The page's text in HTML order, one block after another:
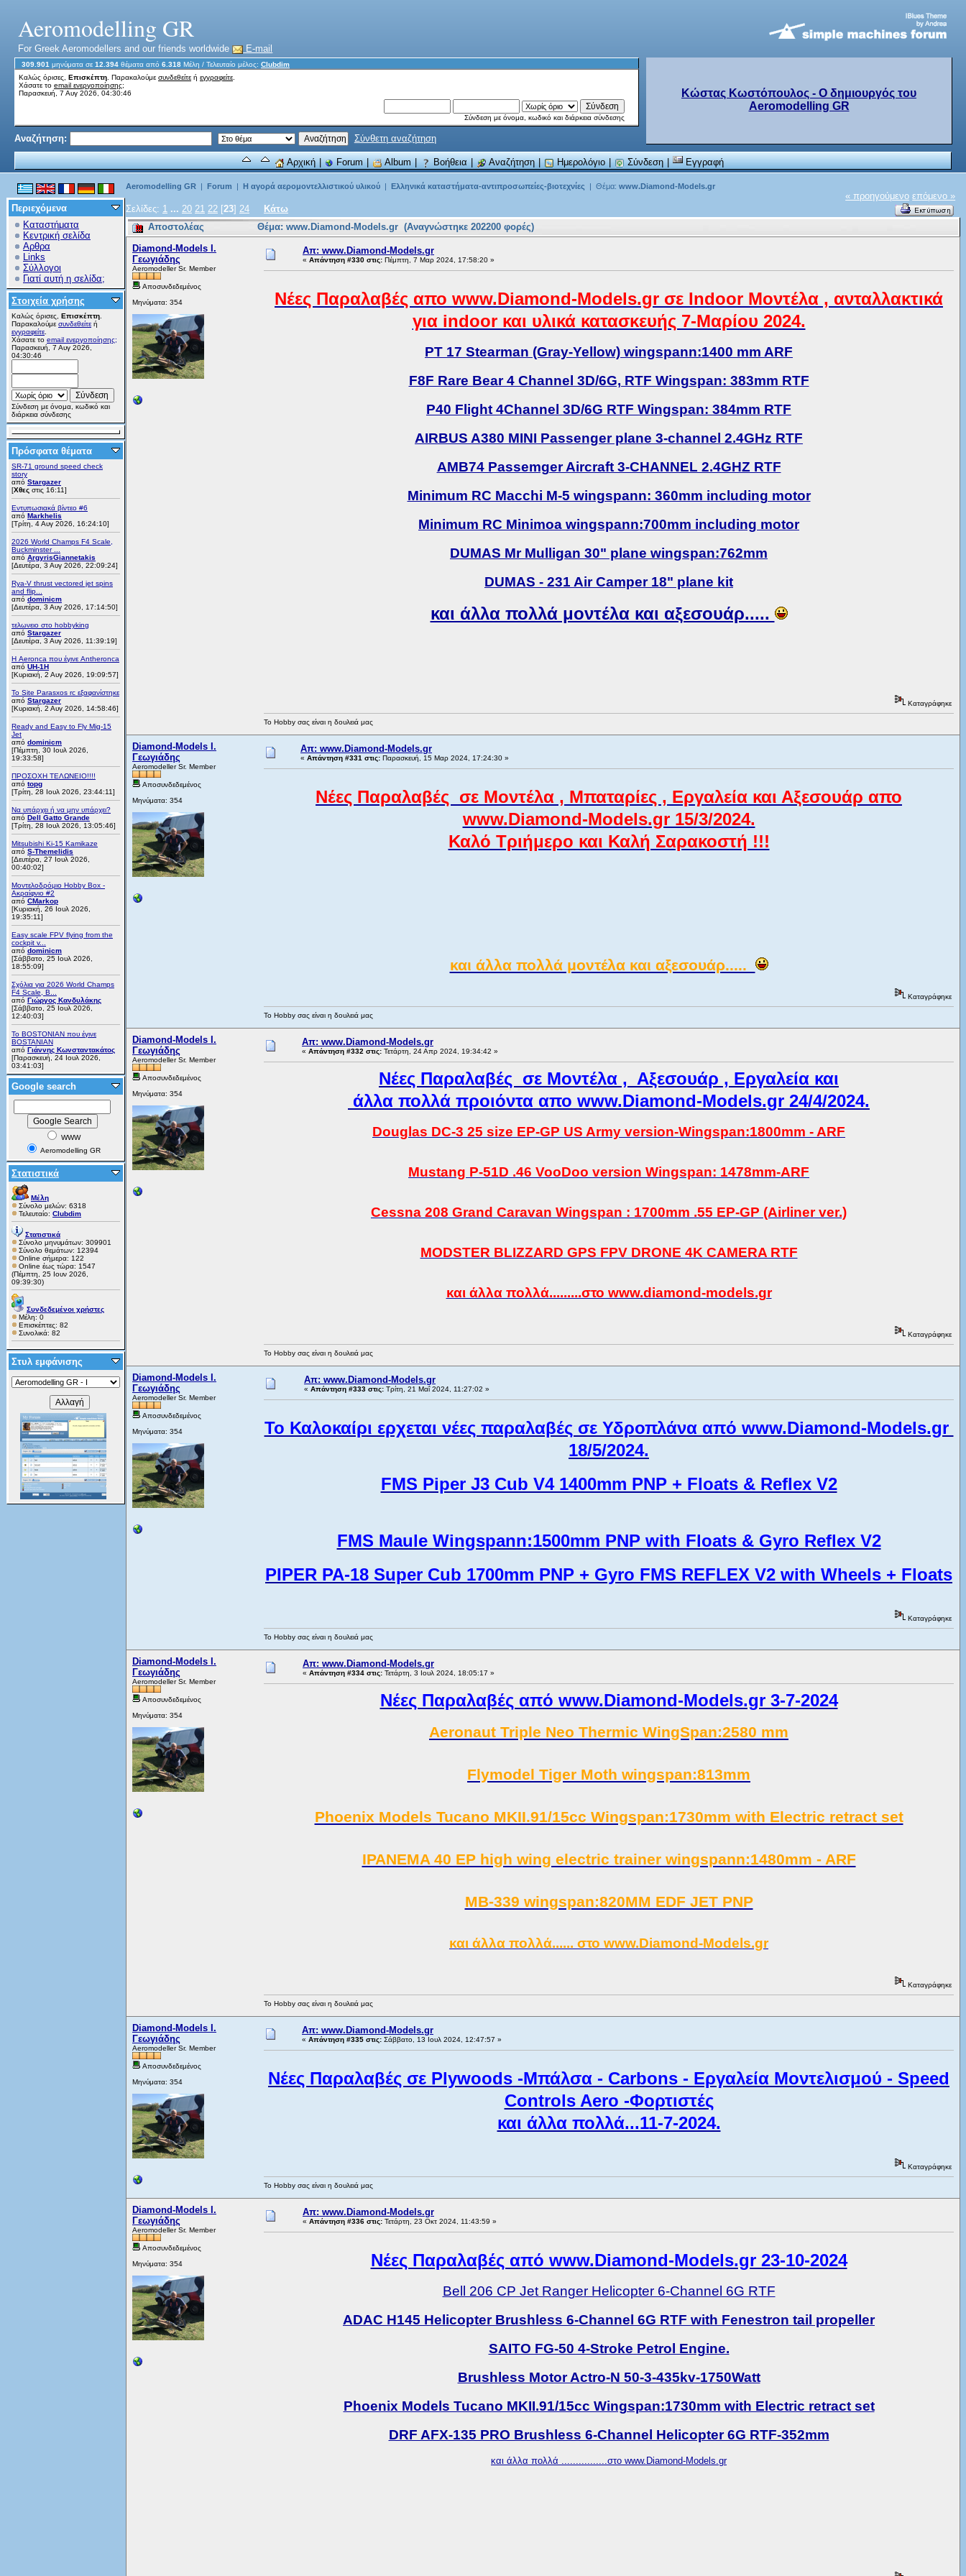
Aeromodelling GR
For Greek Aeromodellers and our friends worldwide E-mail
309.901 μηνύματα σε 12.394 θέματα από 6.318 Μέλη / Τελευταίο μέλος: Clubdim
Καλώς όρισες, Επισκέπτη . Παρακαλούμε συνδεθείτε ή εγγραφείτε
Χάσατε το email ενεργοποίησης;
Παρασκευή, 7 Αυγ 2026, 04:30:46
Σύνδεση με όνομα, κωδικό και διάρκεια σύνδεσης
Αναζήτηση: Σύνθετη αναζήτηση
Κώστας Κωστόπουλος - Ο δημιουργός του
Aeromodelling GR
Αρχική| Forum| Album| Βοήθεια| Αναζήτηση| Ημερολόγιο| Σύνδεση| Εγγραφή
Περιεχόμενα
Καταστήματα
Κεντρική σελίδα
Αρθρα
Links
Σύλλογοι
Γιατί αυτή η σελίδα;
Στοιχεία χρήσης
Καλώς όρισες, Επισκέπτη
Παρακαλούμε συνδεθείτε ή
εγγραφείτε
Χάσατε το email ενεργοποίησης;
Παρασκευή, 7 Αυγ 2026,
04:30:46
Σύνδεση με όνομα, κωδικό και
διάρκεια σύνδεσης
Πρόσφατα θέματα
SR-71 ground speed check
story
από Stargazer
[Χθες στις 16:11]
Εντυπωσιακά βίντεο #6
από Markhelis
[Τρίτη, 4 Αυγ 2026, 16:24:10]
2026 World Champs F4 Scale,
Buckminster ...
από ArgyrisGiannetakis
[Δευτέρα, 3 Αυγ 2026, 22:09:24]
Rya-V thrust vectored jet spins
and flip...
από dominicm
[Δευτέρα, 3 Αυγ 2026, 17:14:50]
τελωνειο στο hobbyking
από Stargazer
[Δευτέρα, 3 Αυγ 2026, 11:39:19]
Η Aeronca που έγινε Antheronca
από UH-1H
[Κυριακή, 2 Αυγ 2026, 19:09:57]
Το Site Parasxos rc εξαφανίστηκε
από Stargazer
[Κυριακή, 2 Αυγ 2026, 14:58:46]
Ready and Easy to Fly Mig-15
Jet
από dominicm
[Πέμπτη, 30 Ιουλ 2026,
19:33:58]
ΠΡΟΣΟΧΗ ΤΕΛΩΝΕΙΟ!!!!
από topg
[Τρίτη, 28 Ιουλ 2026, 23:44:11]
Να υπάρχει ή να μην υπάρχει?
από Dell Gatto Grande
[Τρίτη, 28 Ιουλ 2026, 13:05:46]
Mitsubishi Ki-15 Kamikaze
από S-Themelidis
[Δευτέρα, 27 Ιουλ 2026,
00:40:02]
Μοντελοδρόμιο Hobby Box -
Ακραίφνιο #2
από CMarkop
[Κυριακή, 26 Ιουλ 2026,
19:35:11]
Easy scale FPV flying from the
cockpit v...
από dominicm
[Σάββατο, 25 Ιουλ 2026,
18:55:09]
Σχόλια για 2026 World Champs
F4 Scale, B...
από Γιώργος Κανδυλάκης
[Σάββατο, 25 Ιουλ 2026,
12:40:03]
Το BOSTONIAN που έγινε
BOSTANIAN
από Γιάννης Κωνσταντακάτος
[Παρασκευή, 24 Ιουλ 2026,
03:41:03]
Google search
WWW
Aeromodelling GR
Στατιστικά
Μέλη
Σύνολο μελών: 6318
Τελευταίο: Clubdim
Στατιστικά
Σύνολο μηνυμάτων: 309901
Σύνολο θεμάτων: 12394
Online σήμερα: 122
Online έως τώρα: 1547
(Πέμπτη, 25 Ιουν 2026,
09:39:30)
Συνδεδεμένοι χρήστες
Μέλη: 0
Επισκέπτες: 82
Συνολικά: 82
Στυλ εμφάνισης
Aeromodelling GR | Forum | Η αγορά αερομοντελλιστικού υλικού | Ελληνικά καταστήματα-αντιπροσωπείες-βιοτεχνίες | Θέμα: www.Diamond-Models.gr
Σελίδες: 1 ... 20 21 22 [23] 24 Κάτω
« προηγούμενο επόμενο »
Αποστολέας
Θέμα: www.Diamond-Models.gr (Αναγνώστηκε 202200 φορές)
Diamond-Models Ι.
Γεωγιάδης
Aeromodeller Sr. Member
Αποσυνδεδεμένος
Μηνύματα: 354
Απ: www.Diamond-Models.gr
« Απάντηση #330 στις: Πέμπτη, 7 Μαρ 2024, 17:58:20 »
Νέες Παραλαβές απο www.Diamond-Models.gr σε Indoor Μοντέλα , ανταλλακτικά
για indoor και υλικά κατασκευής 7-Μαρίου 2024.
PT 17 Stearman (Gray-Yellow) wingspann:1400 mm ARF
F8F Rare Bear 4 Channel 3D/6G, RTF Wingspan: 383mm RTF
P40 Flight 4Channel 3D/6G RTF Wingspan: 384mm RTF
AIRBUS A380 MINI Passenger plane 3-channel 2.4GHz RTF
AMB74 Passemger Aircraft 3-CHANNEL 2.4GHZ RTF
Minimum RC Macchi M-5 wingspann: 360mm including motor
Minimum RC Minimoa wingspann:700mm including motor
DUMAS Mr Mulligan 30" plane wingspan:762mm
DUMAS - 231 Air Camper 18" plane kit
και άλλα πολλά μοντέλα και αξεσουάρ.....
Καταγράφηκε
Το Hobby σας είναι η δουλειά μας
Diamond-Models Ι.
Γεωγιάδης
Aeromodeller Sr. Member
Αποσυνδεδεμένος
Μηνύματα: 354
Απ: www.Diamond-Models.gr
« Απάντηση #331 στις: Παρασκευή, 15 Μαρ 2024, 17:24:30 »
Νέες Παραλαβές σε Μοντέλα , Μπαταρίες , Εργαλεία και Αξεσουάρ απο
www.Diamond-Models.gr 15/3/2024.
Καλό Τριήμερο και Καλή Σαρακοστή !!!
και άλλα πολλά μοντέλα και αξεσουάρ.....
Καταγράφηκε
Το Hobby σας είναι η δουλειά μας
Diamond-Models Ι.
Γεωγιάδης
Aeromodeller Sr. Member
Αποσυνδεδεμένος
Μηνύματα: 354
Απ: www.Diamond-Models.gr
« Απάντηση #332 στις: Τετάρτη, 24 Απρ 2024, 19:34:42 »
Νέες Παραλαβές σε Μοντέλα , Αξεσουάρ , Εργαλεία και
άλλα πολλά προιόντα απο www.Diamond-Models.gr 24/4/2024.
Douglas DC-3 25 size EP-GP US Army version-Wingspan:1800mm - ARF
Mustang P-51D .46 VooDoo version Wingspan: 1478mm-ARF
Cessna 208 Grand Caravan Wingspan : 1700mm .55 EP-GP (Airliner ver.)
MODSTER BLIZZARD GPS FPV DRONE 4K CAMERA RTF
και άλλα πολλά.........στο www.diamond-models.gr
Καταγράφηκε
Το Hobby σας είναι η δουλειά μας
Diamond-Models Ι.
Γεωγιάδης
Aeromodeller Sr. Member
Αποσυνδεδεμένος
Μηνύματα: 354
Απ: www.Diamond-Models.gr
« Απάντηση #333 στις: Τρίτη, 21 Μαΐ 2024, 11:27:02 »
Το Καλοκαίρι ερχεται νέες παραλαβές σε Υδροπλάνα από www.Diamond-Models.gr
18/5/2024.
FMS Piper J3 Cub V4 1400mm PNP + Floats & Reflex V2
FMS Maule Wingspann:1500mm PNP with Floats & Gyro Reflex V2
PIPER PA-18 Super Cub 1700mm PNP + Gyro FMS REFLEX V2 with Wheels + Floats
Καταγράφηκε
Το Hobby σας είναι η δουλειά μας
Diamond-Models Ι.
Γεωγιάδης
Aeromodeller Sr. Member
Αποσυνδεδεμένος
Μηνύματα: 354
Απ: www.Diamond-Models.gr
« Απάντηση #334 στις: Τετάρτη, 3 Ιουλ 2024, 18:05:17 »
Νέες Παραλαβές από www.Diamond-Models.gr 3-7-2024
Aeronaut Triple Neo Thermic WingSpan:2580 mm
Flymodel Tiger Moth wingspan:813mm
Phoenix Models Tucano MKII.91/15cc Wingspan:1730mm with Electric retract set
IPANEMA 40 EP high wing electric trainer wingspann:1480mm - ARF
MB-339 wingspan:820MM EDF JET PNP
και άλλα πολλά...... στο www.Diamond-Models.gr
Καταγράφηκε
Το Hobby σας είναι η δουλειά μας
Diamond-Models Ι.
Γεωγιάδης
Aeromodeller Sr. Member
Αποσυνδεδεμένος
Μηνύματα: 354
Απ: www.Diamond-Models.gr
« Απάντηση #335 στις: Σάββατο, 13 Ιουλ 2024, 12:47:57 »
Νέες Παραλαβές σε Plywoods -Μπάλσα - Carbons - Εργαλεία Μοντελισμού - Speed
Controls Aero -Φορτιστές
και άλλα πολλά...11-7-2024.
Καταγράφηκε
Το Hobby σας είναι η δουλειά μας
Diamond-Models Ι.
Γεωγιάδης
Aeromodeller Sr. Member
Αποσυνδεδεμένος
Μηνύματα: 354
Απ: www.Diamond-Models.gr
« Απάντηση #336 στις: Τετάρτη, 23 Οκτ 2024, 11:43:59 »
Νέες Παραλαβές από www.Diamond-Models.gr 23-10-2024
Bell 206 CP Jet Ranger Helicopter 6-Channel 6G RTF
ADAC H145 Helicopter Brushless 6-Channel 6G RTF with Fenestron tail propeller
SAITO FG-50 4-Stroke Petrol Engine.
Brushless Motor Actro-N 50-3-435kv-1750Watt
Phoenix Models Tucano MKII.91/15cc Wingspan:1730mm with Electric retract set
DRF AFX-135 PRO Brushless 6-Channel Helicopter 6G RTF-352mm
και άλλα πολλά ................στο www.Diamond-Models.gr